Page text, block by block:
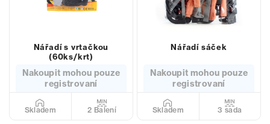
Nářadí s vrtačkou
(60ks/krt)
Nakoupit mohou pouze
registrovaní
Skladem 2 Balení
Nářadí sáček
Nakoupit mohou pouze
registrovaní
Skladem 3 sada